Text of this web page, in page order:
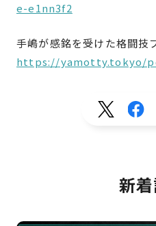
e-e1nn3f2
手嶋が感銘を受けた格闘技
https://yamotty.tokyo/
新